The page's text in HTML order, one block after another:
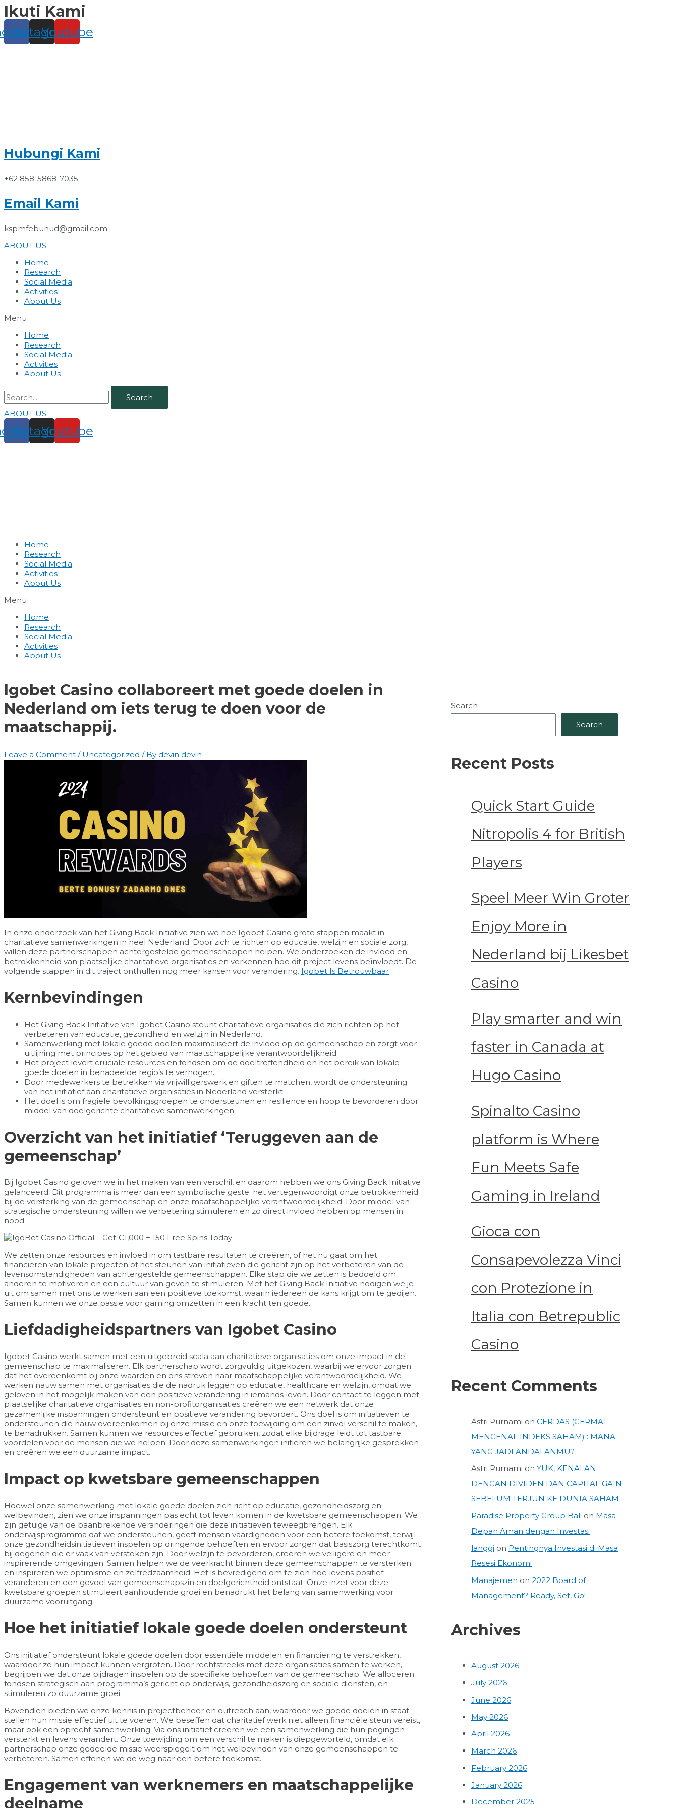
Skip
to
content
Ikuti Kami
Instagram
Youtube
Hubungi Kami
+62 858-5868-7035
Email Kami
kspmfebunud@gmail.com
ABOUT US
Home
Research
Social Media
Activities
About Us
Menu
Home
Research
Social Media
Activities
About Us
Search
ABOUT US
Instagram
Youtube
Home
Research
Social Media
Activities
About Us
Menu
Home
Research
Social Media
Activities
About Us
Igobet Casino collaboreert met goede doelen in
Nederland om iets terug te doen voor de
maatschappij.
Leave a Comment / Uncategorized / By devin devin
In onze onderzoek van het Giving Back Initiative zien we hoe Igobet Casino grote stappen maakt in
charitatieve samenwerkingen in heel Nederland. Door zich te richten op educatie, welzijn en sociale zorg,
willen deze partnerschappen achtergestelde gemeenschappen helpen. We onderzoeken de invloed en
betrokkenheid van plaatselijke charitatieve organisaties en verkennen hoe dit project levens beïnvloedt. De
volgende stappen in dit traject onthullen nog meer kansen voor verandering. Igobet Is Betrouwbaar
Kernbevindingen
Het Giving Back Initiative van Igobet Casino steunt charitatieve organisaties die zich richten op het
verbeteren van educatie, gezondheid en welzijn in Nederland.
Samenwerking met lokale goede doelen maximaliseert de invloed op de gemeenschap en zorgt voor
uitlijning met principes op het gebied van maatschappelijke verantwoordelijkheid.
Het project levert cruciale resources en fondsen om de doeltreffendheid en het bereik van lokale
goede doelen in benadeelde regio’s te verhogen.
Door medewerkers te betrekken via vrijwilligerswerk en giften te matchen, wordt de ondersteuning
van het initiatief aan charitatieve organisaties in Nederland versterkt.
Het doel is om fragiele bevolkingsgroepen te ondersteunen en resilience en hoop te bevorderen door
middel van doelgerichte charitatieve samenwerkingen.
Overzicht van het initiatief ‘Teruggeven aan de
gemeenschap’
Bij Igobet Casino geloven we in het maken van een verschil, en daarom hebben we ons Giving Back Initiative
gelanceerd. Dit programma is meer dan een symbolische geste; het vertegenwoordigt onze betrokkenheid
bij de versterking van de gemeenschap en onze maatschappelijke verantwoordelijkheid. Door middel van
strategische ondersteuning willen we verbetering stimuleren en zo direct invloed hebben op mensen in
nood.
We zetten onze resources en invloed in om tastbare resultaten te creëren, of het nu gaat om het
financieren van lokale projecten of het steunen van initiatieven die gericht zijn op het verbeteren van de
levensomstandigheden van achtergestelde gemeenschappen. Elke stap die we zetten is bedoeld om
anderen te motiveren en een cultuur van geven te stimuleren. Met het Giving Back Initiative nodigen we je
uit om samen met ons te werken aan een positieve toekomst, waarin iedereen de kans krijgt om te gedijen.
Samen kunnen we onze passie voor gaming omzetten in een kracht ten goede.
Liefdadigheidspartners van Igobet Casino
Igobet Casino werkt samen met een uitgebreid scala aan charitatieve organisaties om onze impact in de
gemeenschap te maximaliseren. Elk partnerschap wordt zorgvuldig uitgekozen, waarbij we ervoor zorgen
dat het overeenkomt bij onze waarden en ons streven naar maatschappelijke verantwoordelijkheid. We
werken nauw samen met organisaties die de nadruk leggen op educatie, healthcare en welzijn, omdat we
geloven in het mogelijk maken van een positieve verandering in iemands leven. Door contact te leggen met
plaatselijke charitatieve organisaties en non-profitorganisaties creëren we een netwerk dat onze
gezamenlijke inspanningen ondersteunt en positieve verandering bevordert. Ons doel is om initiatieven te
ondersteunen die nauw overeenkomen bij onze missie en onze toewijding om een zinvol verschil te maken,
te benadrukken. Samen kunnen we resources effectief gebruiken, zodat elke bijdrage leidt tot tastbare
voordelen voor de mensen die we helpen. Door deze samenwerkingen initiëren we belangrijke gesprekken
en creëren we een duurzame impact.
Impact op kwetsbare gemeenschappen
Hoewel onze samenwerking met lokale goede doelen zich richt op educatie, gezondheidszorg en
welbevinden, zien we onze inspanningen pas echt tot leven komen in de kwetsbare gemeenschappen. We
zijn getuige van de baanbrekende veranderingen die deze initiatieven teweegbrengen. Elk
onderwijsprogramma dat we ondersteunen, geeft mensen vaardigheden voor een betere toekomst, terwijl
onze gezondheidsinitiatieven inspelen op dringende behoeften en ervoor zorgen dat basiszorg terechtkomt
bij degenen die er vaak van verstoken zijn. Door welzijn te bevorderen, creëren we veiligere en meer
inspirerende omgevingen. Samen helpen we de veerkracht binnen deze gemeenschappen te versterken
en inspireren we optimisme en zelfredzaamheid. Het is bevredigend om te zien hoe levens positief
veranderen en een gevoel van gemeenschapszin en doelgerichtheid ontstaat. Onze inzet voor deze
kwetsbare groepen stimuleert aanhoudende groei en benadrukt het belang van samenwerking voor
duurzame vooruitgang.
Hoe het initiatief lokale goede doelen ondersteunt
Ons initiatief ondersteunt lokale goede doelen door essentiële middelen en financiering te verstrekken,
waardoor ze hun impact kunnen vergroten. Door rechtstreeks met deze organisaties samen te werken,
begrijpen we dat onze bijdragen inspelen op de specifieke behoeften van de gemeenschap. We alloceren
fondsen strategisch aan programma’s gericht op onderwijs, gezondheidszorg en sociale diensten, en
stimuleren zo duurzame groei.
Bovendien bieden we onze kennis in projectbeheer en outreach aan, waardoor we goede doelen in staat
stellen hun missie effectief uit te voeren. We beseffen dat charitatief werk niet alleen financiële steun vereist,
maar ook een oprecht samenwerking. Via ons initiatief creëren we een samenwerking die hun pogingen
versterkt en levens verandert. Onze toewijding om een verschil te maken is diepgeworteld, omdat elk
partnerschap onze gedeelde missie weerspiegelt om het welbevinden van onze gemeenschappen te
verbeteren. Samen effenen we de weg naar een betere toekomst.
Engagement van werknemers en maatschappelijke
deelname
Search
Search
Recent Posts
Quick Start Guide
Nitropolis 4 for British
Players
Speel Meer Win Groter
Enjoy More in
Nederland bij Likesbet
Casino
Play smarter and win
faster in Canada at
Hugo Casino
Spinalto Casino
platform is Where
Fun Meets Safe
Gaming in Ireland
Gioca con
Consapevolezza Vinci
con Protezione in
Italia con Betrepublic
Casino
Recent Comments
Astri Purnami on CERDAS (CERMAT
MENGENAL INDEKS SAHAM) : MANA
YANG JADI ANDALANMU?
Astri Purnami on YUK, KENALAN
DENGAN DIVIDEN DAN CAPITAL GAIN
SEBELUM TERJUN KE DUNIA SAHAM
Paradise Property Group Bali on Masa
Depan Aman dengan Investasi
langgi on Pentingnya Investasi di Masa
Resesi Ekonomi
Manajemen on 2022 Board of
Management? Ready, Set, Go!
Archives
August 2026
July 2026
June 2026
May 2026
April 2026
March 2026
February 2026
January 2026
December 2025